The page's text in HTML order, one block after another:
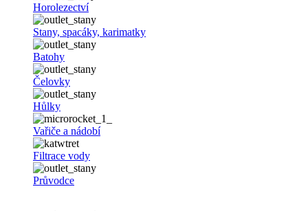
Horolezectví
Stany, spacáky, karimatky
Batohy
Čelovky
Hůlky
Vařiče a nádobí
Filtrace vody
Průvodce